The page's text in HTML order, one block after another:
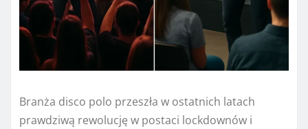
Branża disco polo przeszła w ostatnich latach
prawdziwą rewolucję w postaci lockdownów i